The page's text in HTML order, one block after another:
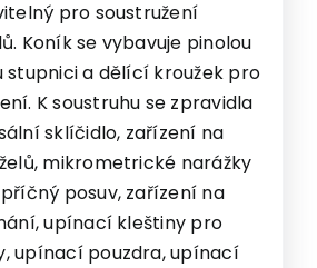
pro soustružení
Koník se vybavuje pinolou
stupnici a dělící kroužek pro
K soustruhu se zpravidla
sklíčidlo, zařízení na
mikrometrické narážky
posuv, zařízení na
upínací kleštiny pro
upínací pouzdra, upínací